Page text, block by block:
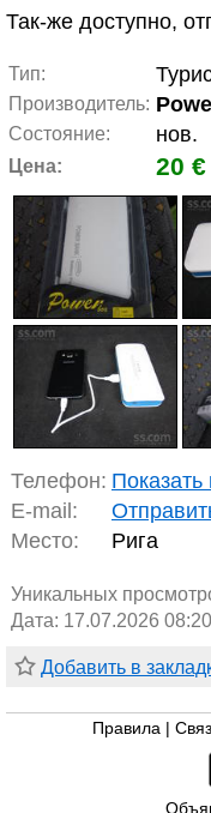
Так-же доступно,
Тип:
Производитель:
Состояние: нов.
Цена: 20 €
Телефон:
E-mail:
Место:
Рига
Уникальных
Дата: 17.07.2026 08:20
Добавить в
Правила